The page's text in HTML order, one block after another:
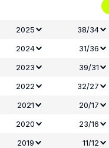
2025 38/34
2024
31/36
2023
39/31
2022
32/27
2021
20/17
2020
23/16
2019
11/12